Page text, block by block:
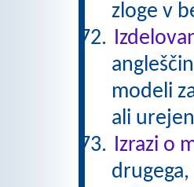
zloge v
modeli
ali
Izrazi o